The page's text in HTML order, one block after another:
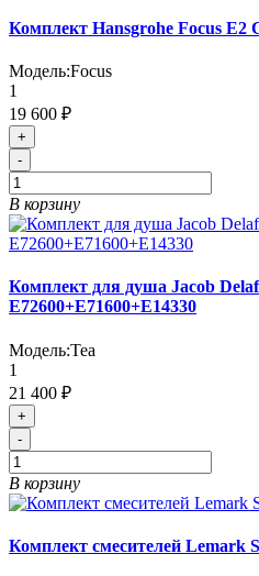
Комплект Hansgrohe Focus E2
Модель:Focus
1
19 600 ₽
+
-
В корзину
Комплект для душа Jacob
E72600+E71600+E14330
Модель:Tea
1
21 400 ₽
+
-
В корзину
Комплект смесителей Lemark